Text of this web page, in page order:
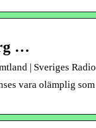
…
| Sveriges Radio
vara olämplig som